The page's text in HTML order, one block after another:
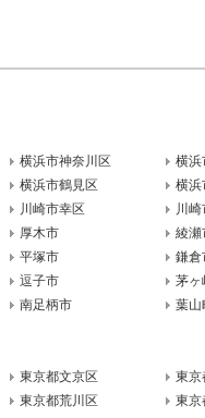
横浜市神奈川区
横浜
横浜市鶴見区
横浜
川崎市幸区
川
厚木市
綾瀬
平塚市
鎌倉
逗子市
茅ヶ
南足柄市 葉山
東京都文京区
東京
東京都荒川区
東京